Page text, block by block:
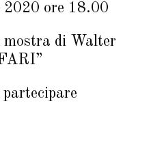
2020 ore 18.00
mostra di Walter